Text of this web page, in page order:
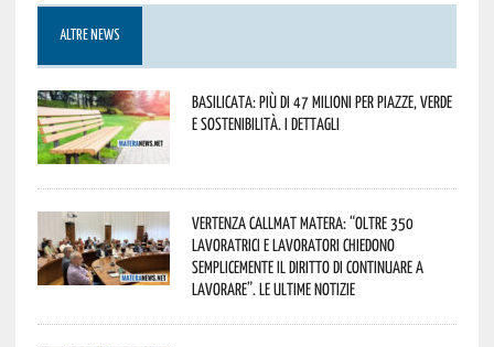
ALTRE NEWS
Basilicata: più di 47 milioni per piazze, verde
e sostenibilità. I dettagli
Vertenza CallMat Matera: “Oltre 350
lavoratrici e lavoratori chiedono
semplicemente il diritto di continuare a
lavorare”. Le ultime notizie